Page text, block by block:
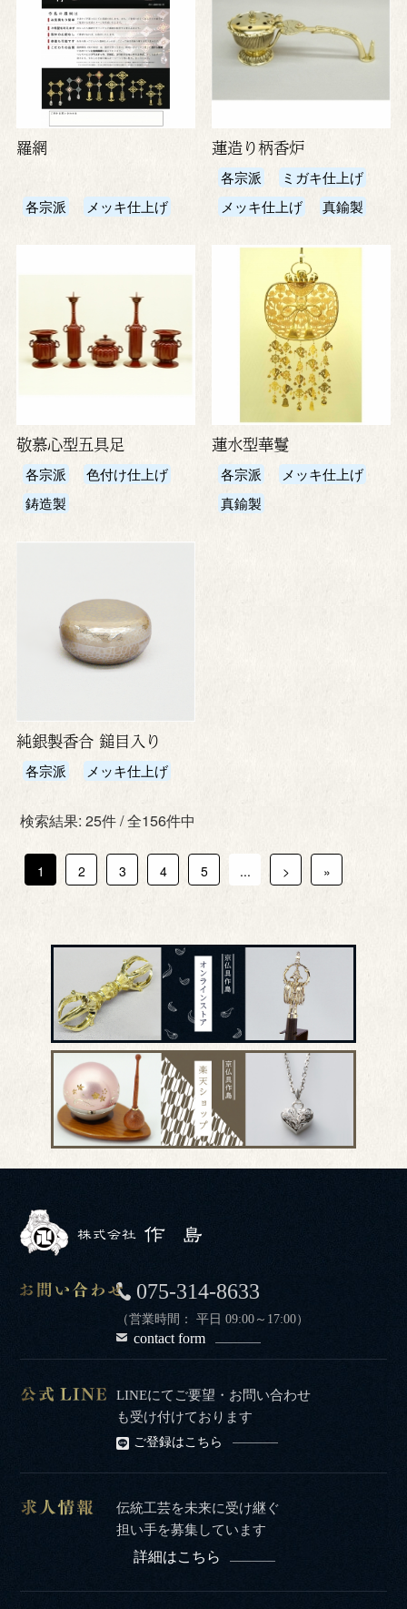
羅網
各宗派 メッキ仕上げ
蓮造り柄香炉
各宗派
ミガキ仕上げ
メッキ仕上げ
真鍮製
敬慕心型五具足
各宗派
色付け仕上げ
鋳造製
蓮水型華鬘
各宗派
メッキ仕上げ
真鍮製
純銀製香合 鎚目入り
各宗派 メッキ仕上げ
検索結果: 25件 / 全156件中
1 2 3 4 5 ... > »
075-314-8633
（営業時間： 平日 09:00～17:00）
contact form
LINEにてご要望・お問い合わせ
も受け付けております
ご登録はこちら
伝統工芸を未来に受け継ぐ
担い手を募集しています
詳細はこちら